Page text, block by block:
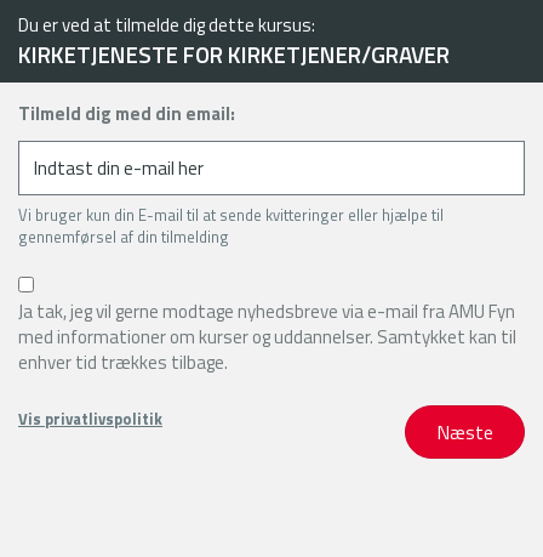
Du er ved at tilmelde dig dette kursus:
KIRKETJENESTE FOR KIRKETJENER/GRAVER
Tilmeld dig med din email:
Vi bruger kun din E-mail til at sende kvitteringer eller hjælpe til
gennemførsel af din tilmelding
Ja tak, jeg vil gerne modtage nyhedsbreve via e-mail fra AMU Fyn
med informationer om kurser og uddannelser. Samtykket kan til
enhver tid trækkes tilbage.
Vis privatlivspolitik